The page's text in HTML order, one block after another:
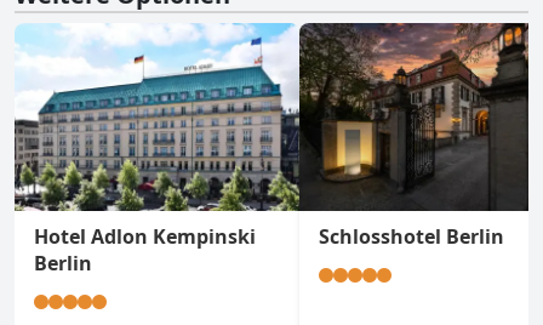
Hotel Adlon Kempinski
Berlin
Schlosshotel Berlin